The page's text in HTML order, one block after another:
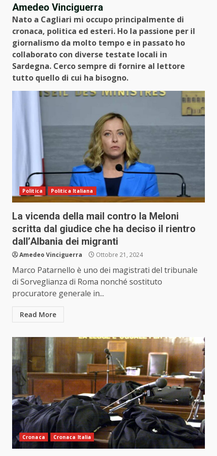
Amedeo Vinciguerra
Nato a Cagliari mi occupo principalmente di
cronaca, politica ed esteri. Ho la passione per il
giornalismo da molto tempo e in passato ho
collaborato con diverse testate locali in
Sardegna. Cerco sempre di fornire al lettore
tutto quello di cui ha bisogno.
Politica Politica Italiana
La vicenda della mail contro la Meloni
scritta dal giudice che ha deciso il rientro
dall’Albania dei migranti
Amedeo Vinciguerra Ottobre 21, 2024
Marco Patarnello è uno dei magistrati del tribunale
di Sorveglianza di Roma nonché sostituto
procuratore generale in...
Read More
Cronaca Cronaca Italia